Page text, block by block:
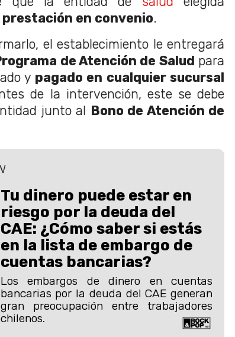
en convenio.
el establecimiento le entregará
de Atención de Salud para
y pagado en cualquier sucursal
de la intervención, este se debe
junto al Bono de Atención de
Tu dinero puede estar en
riesgo por la deuda del
CAE: ¿Cómo saber si estás
en la lista de embargo de
cuentas bancarias?
Los embargos de dinero en cuentas
bancarias por la deuda del CAE generan
gran preocupación entre trabajadores
chilenos.